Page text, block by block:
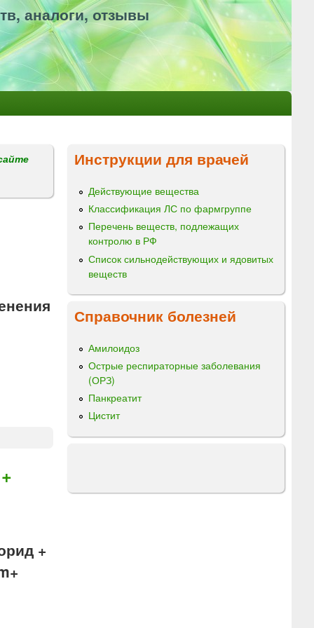
аналоги, отзывы
+
Инструкции для врачей
Действующие вещества
Классификация ЛС по фармгруппе
Перечень веществ, подлежащих
контролю в РФ
Список сильнодействующих и ядовитых
веществ
Справочник болезней
Амилоидоз
Острые респираторные заболевания
(ОРЗ)
Панкреатит
Цистит